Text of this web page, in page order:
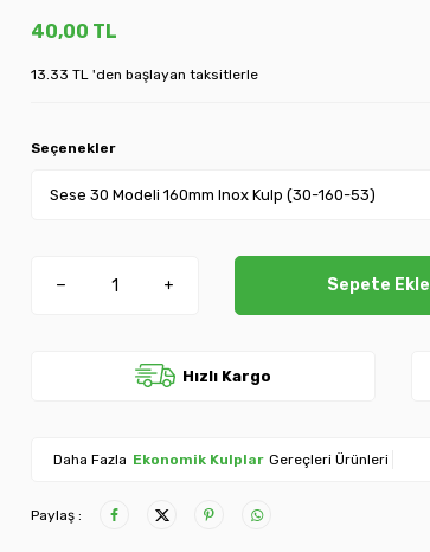
40,00 TL
13.33 TL 'den başlayan taksitlerle
Seçenekler
Sepete Ekle
Hızlı Kargo
Daha Fazla Ekonomik Kulplar Gereçleri Ürünleri
Paylaş :